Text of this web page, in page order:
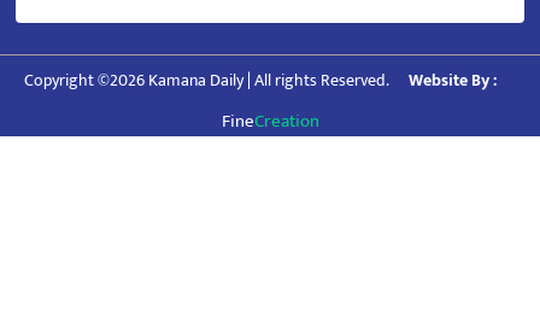
Copyright ©2026 Kamana Daily | All rights Reserved. Website By :
FineCreation